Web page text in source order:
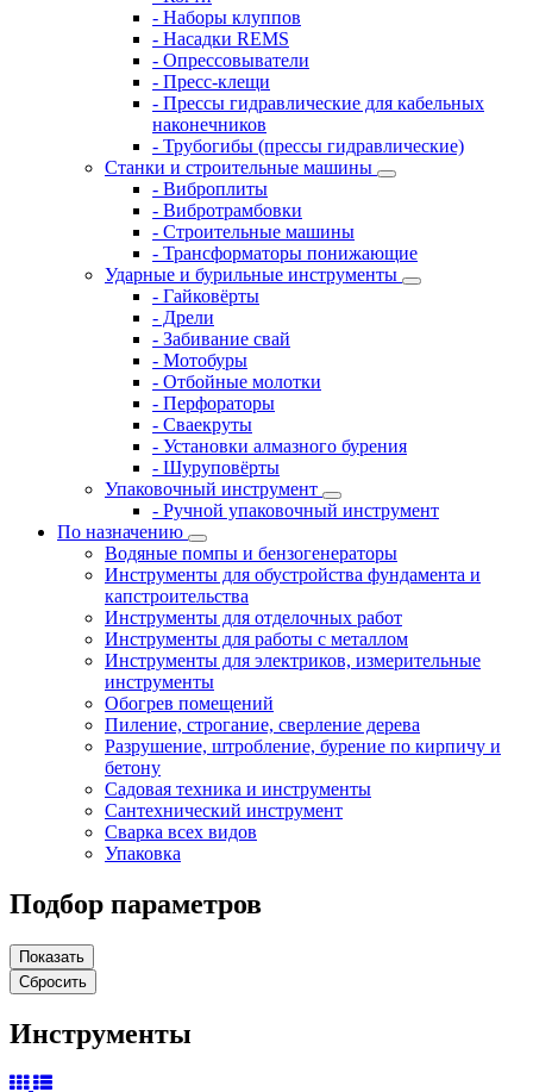
- Наборы клуппов
- Насадки REMS
- Опрессовыватели
- Пресс-клещи
- Прессы гидравлические для кабельных
наконечников
- Трубогибы (прессы гидравлические)
Станки и строительные машины
- Виброплиты
- Вибротрамбовки
- Строительные машины
- Трансформаторы понижающие
Ударные и бурильные инструменты
- Гайковёрты
- Дрели
- Забивание свай
- Мотобуры
- Отбойные молотки
- Перфораторы
- Сваекруты
- Установки алмазного бурения
- Шуруповёрты
Упаковочный инструмент
- Ручной упаковочный инструмент
По назначению
Водяные помпы и бензогенераторы
Инструменты для обустройства фундамента и
капстроительства
Инструменты для отделочных работ
Инструменты для работы с металлом
Инструменты для электриков, измерительные
инструменты
Обогрев помещений
Пиление, строгание, сверление дерева
Разрушение, штробление, бурение по кирпичу и
бетону
Садовая техника и инструменты
Сантехнический инструмент
Сварка всех видов
Упаковка
Подбор параметров
Инструменты